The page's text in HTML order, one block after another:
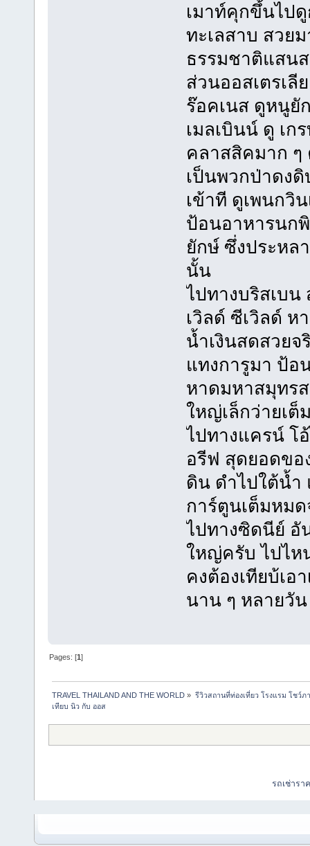
เมาท์คุกขึ้นไป
ทะเลสาบ สวย
ธรรมชาติแสน
ส่วนออสเตรเลี
ร๊อคเนส ดูหนูยั
เมลเบินน์ ดู เก
คลาสสิคมาก ๆ
เป็นพวกป่าดง
เข้าที ดูเพนกวิ
ป้อนอาหารนก
ยักษ์ ซึ่งประหล
นั้น
ไปทางบริสเบ
เวิลด์ ซีเวิลด์
น้ำเงินสดสวยจ
แทงการูมา ป้อ
หาดมหาสมุทร
ใหญ่เล็กว่ายเ
ไปทางแครน์ โ
อรีฟ สุดยอดขอ
ดิน ดำไปใต้น้ำ
การ์ตูนเต็มหม
ไปทางซิดนีย์ อั
ใหญ่ครับ ไปไ
คงต้องเทียบ้เอ
นาน ๆ หลายวั
Pages: [1]
TRAVEL THAILAND AND THE WORLD » รีวิวสถานที่ท่องเที่ยว โรงแรม โชว์ภ
เทียบ นิว กับ ออส
รถเช่าร